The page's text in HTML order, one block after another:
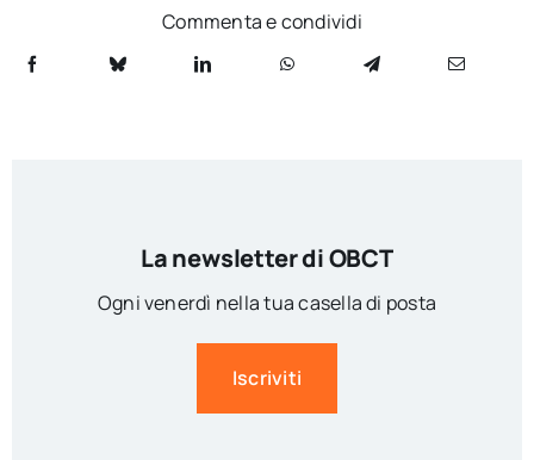
Commenta e condividi
La newsletter di OBCT
Ogni venerdì nella tua casella di posta
Iscriviti